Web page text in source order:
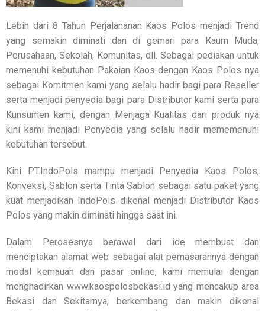
Lebih dari 8 Tahun Perjalananan Kaos Polos menjadi Trend
yang semakin diminati dan di gemari para Kaum Muda,
Perusahaan, Sekolah, Komunitas, dll. Sebagai pediakan untuk
memenuhi kebutuhan Pakaian Kaos dengan Kaos Polos nya
sebagai Komitmen kami yang selalu hadir bagi para Reseller
serta menjadi penyedia bagi para Distributor kami serta para
Kunsumen kami, dengan Menjaga Kualitas dari produk nya
kini kami menjadi Penyedia yang selalu hadir mememenuhi
kebutuhan tersebut.
Kini PT.IndoPols mampu menjadi Penyedia Kaos Polos,
Konveksi, Sablon serta Tinta Sablon sebagai satu paket yang
kuat menjadikan IndoPols dikenal menjadi Distributor Kaos
Polos yang makin diminati hingga saat ini.
Dalam Perosesnya berawal dari ide membuat dan
menciptakan alamat web sebagai alat pemasarannya dengan
modal kemauan dan pasar online, kami memulai dengan
menghadirkan www.kaospolosbekasi.id yang mencakup area
Bekasi dan Sekitarnya, berkembang dan makin dikenal